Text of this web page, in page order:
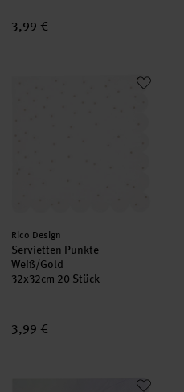
3,99 €
Servietten Punkte Weiß/Gold
Hersteller:
Rico Design
Servietten Punkte
Weiß/Gold
32x32cm 20 Stück
3,99 €